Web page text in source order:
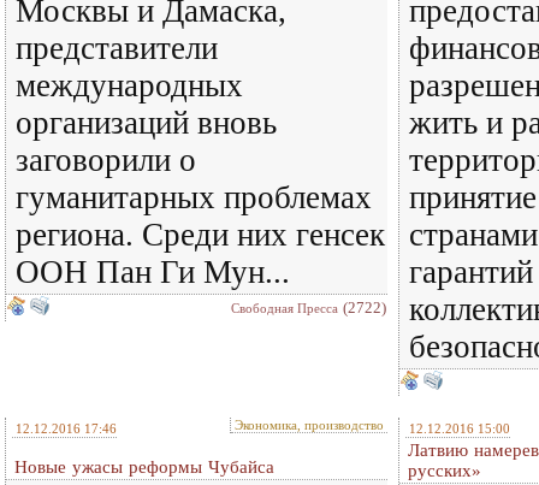
Москвы и Дамаска,
представители
международных
организаций вновь
заговорили о
гуманитарных проблемах
региона. Среди них генсек
ООН Пан Ги Мун...
Свободная Пресса (2722)
жить и
12.12.2016 17:46 Экономика, производство
Новые ужасы реформы Чубайса
12.12.2016 15:00
Латвию
русских»